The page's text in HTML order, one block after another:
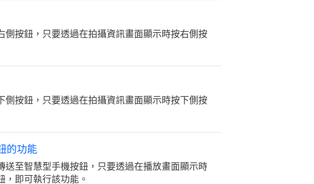
側按鈕，只要透過在拍攝資訊畫面顯示時按右側按
側按鈕，只要透過在拍攝資訊畫面顯示時按下側按
的功能
送至智慧型手機按鈕，只要透過在播放畫面顯示時
，即可執行該功能。